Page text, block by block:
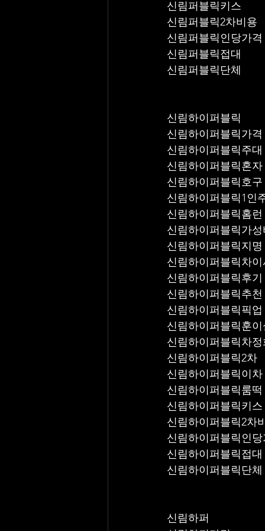
신림퍼블릭키스
신림퍼블릭2차비용
신림퍼블릭인당가격
신림퍼블릭접대
신림퍼블릭단체
신림하이퍼블릭
신림하이퍼블릭가격
신림하이퍼블릭주대
신림하이퍼블릭혼자
신림하이퍼블릭호구
신림하이퍼블릭1인
신림하이퍼블릭홈런
신림하이퍼블릭가성
신림하이퍼블릭지명
신림하이퍼블릭차이
신림하이퍼블릭후기
신림하이퍼블릭추천
신림하이퍼블릭훈
신림하이퍼블릭차정
신림하이퍼블릭2차
신림하이퍼블릭이차
신림하이퍼블릭룸떡
신림하이퍼블릭키스
신림하이퍼블릭2차
신림하이퍼블릭인당
신림하이퍼블릭접대
신림하이퍼블릭단체
신림하퍼